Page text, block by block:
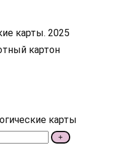
карты. 2025
картон
карты
+